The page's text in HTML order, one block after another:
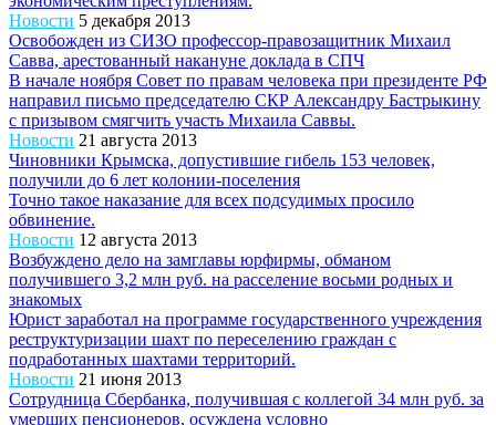
Новости 5 декабря 2013
Освобожден из СИЗО профессор-правозащитник Михаил
Савва, арестованный накануне доклада в СПЧ
В начале ноября Совет по правам человека при президенте РФ
направил письмо председателю СКР Александру Бастрыкину
с призывом смягчить участь Михаила Саввы.
Новости 21 августа 2013
Чиновники Крымска, допустившие гибель 153 человек,
получили до 6 лет колонии-поселения
Точно такое наказание для всех подсудимых просило
обвинение.
Новости 12 августа 2013
Возбуждено дело на замглавы юрфирмы, обманом
получившего 3,2 млн руб. на расселение восьми родных и
знакомых
Юрист заработал на программе государственного учреждения
реструктуризации шахт по переселению граждан с
подработанных шахтами территорий.
Новости 21 июня 2013
Сотрудница Сбербанка, получившая с коллегой 34 млн руб. за
умерших пенсионеров, осуждена условно